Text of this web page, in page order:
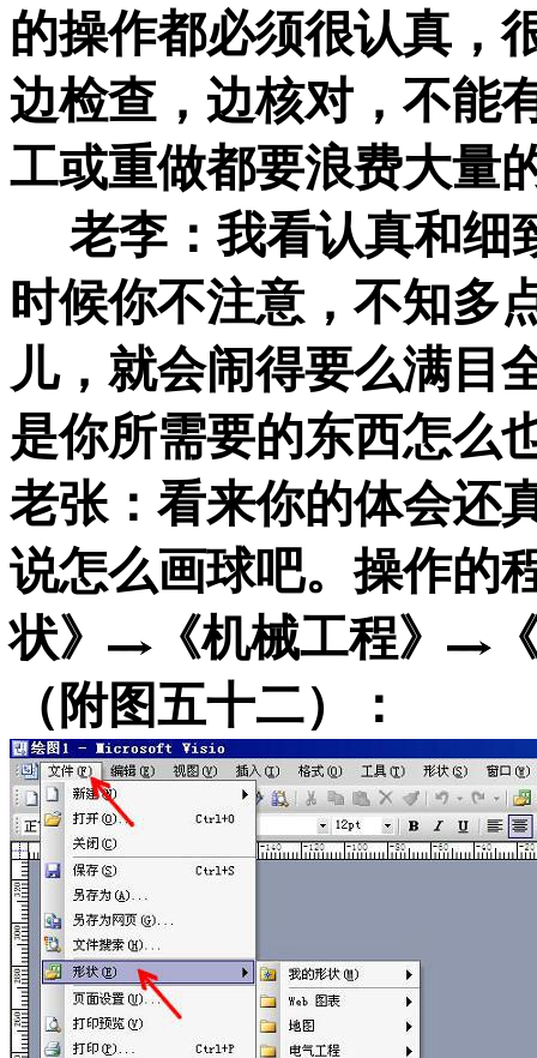
的操作都必须很认真，
边检查，边核对，不能
工或重做都要浪费大量
老李：我看认真和细
时候你不注意，不知多
儿，就会闹得要么满目
是你所需要的东西怎么
老张：看来你的体会还
说怎么画球吧。操作的
状》
《机械工程》
（附图五十二）：